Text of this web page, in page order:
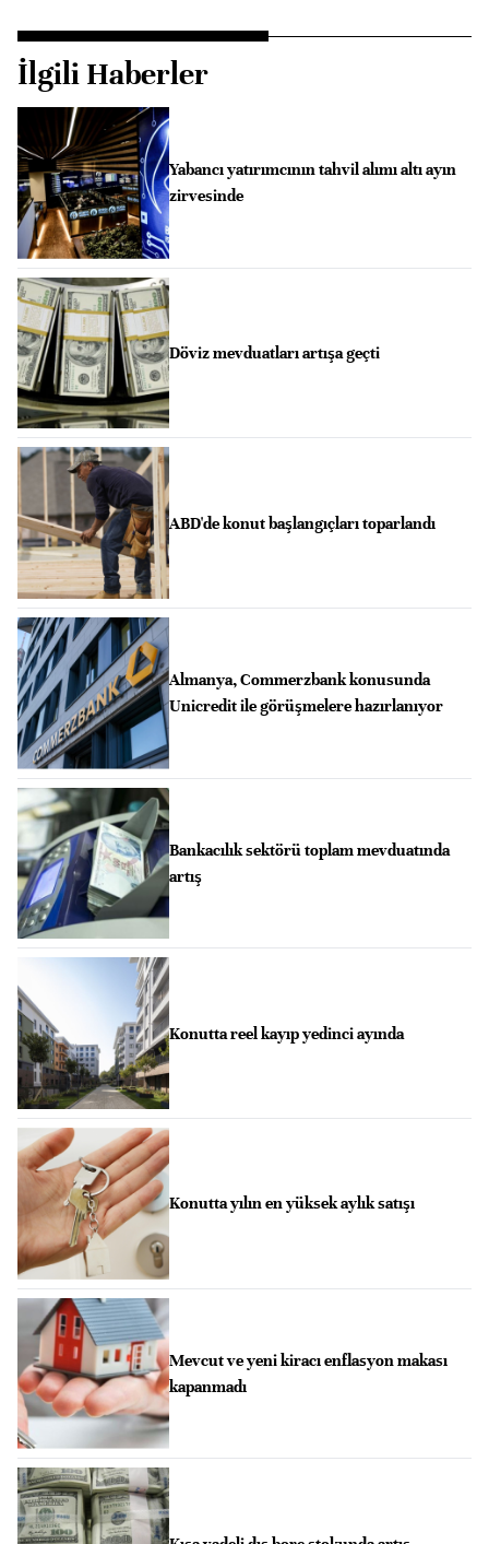
İlgili Haberler
Yabancı yatırımcının tahvil alımı altı ayın
zirvesinde
Döviz mevduatları artışa geçti
ABD'de konut başlangıçları toparlandı
Almanya, Commerzbank konusunda
Unicredit ile görüşmelere hazırlanıyor
Bankacılık sektörü toplam mevduatında
artış
Konutta reel kayıp yedinci ayında
Konutta yılın en yüksek aylık satışı
Mevcut ve yeni kiracı enflasyon makası
kapanmadı